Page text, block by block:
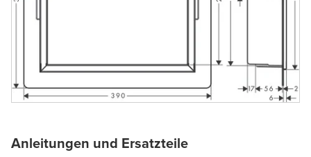
Anleitungen und Ersatzteile